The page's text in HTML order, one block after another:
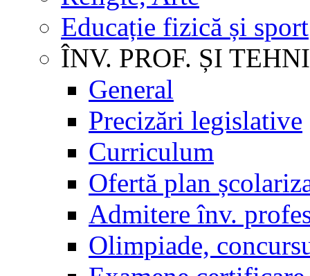
Educație fizică și sport
ÎNV. PROF. ȘI
General
Precizări legislative
Curriculum
Ofertă plan
Admitere înv.
Olimpiade,